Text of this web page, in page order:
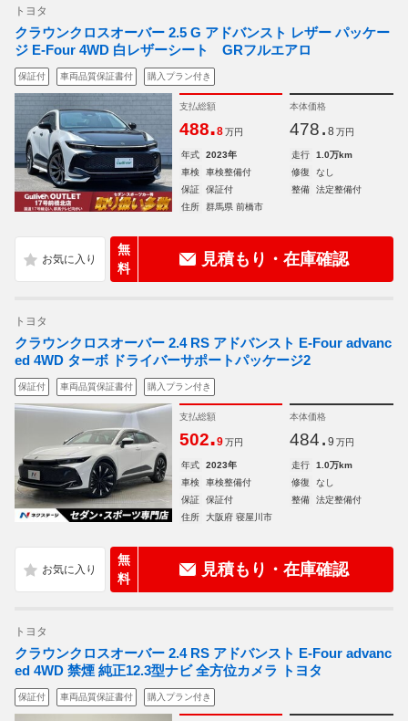
トヨタ
クラウンクロスオーバー 2.5 G アドバンスト レザー パッケー
ジ E-Four 4WD 白レザーシート GRフルエアロ
保証付 車両品質保証書付 購入プラン付き
支払総額
488.8 万円
本体価格
478. 8 万円
年式 2023年 走行
1.0万km
車検
車検整備付 修復
なし
保証
保証付 整備
法定整備付
住所
群馬県 前橋市
無
料
見積もり・在庫確認
トヨタ
クラウンクロスオーバー 2.4 RS アドバンスト E-Four advanc
ed 4WD ターボ ドライバーサポートパッケージ2
保証付 車両品質保証書付 購入プラン付き
支払総額
502.9 万円
本体価格
484. 9 万円
年式 2023年 走行
1.0万km
車検
車検整備付 修復
なし
保証
保証付 整備
法定整備付
住所
大阪府 寝屋川市
無
料
見積もり・在庫確認
トヨタ
クラウンクロスオーバー 2.4 RS アドバンスト E-Four advanc
ed 4WD 禁煙 純正12.3型ナビ 全方位カメラ トヨタ
保証付 車両品質保証書付 購入プラン付き